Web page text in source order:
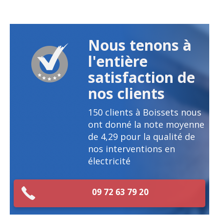
Nous tenons à
l'entière
satisfaction de
nos clients
150 clients à Boissets nous
ont donné la note moyenne
de 4,29 pour la qualité de
nos interventions en
électricité
09 72 63 79 20